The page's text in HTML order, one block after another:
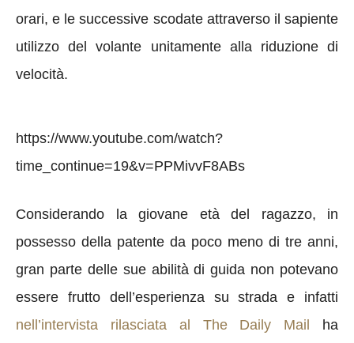
orari, e le successive scodate attraverso il sapiente
utilizzo del volante unitamente alla riduzione di
velocità.
https://www.youtube.com/watch?
time_continue=19&v=PPMivvF8ABs
Considerando la giovane età del ragazzo, in
possesso della patente da poco meno di tre anni,
gran parte delle sue abilità di guida non potevano
essere frutto dell’esperienza su strada e infatti
nell’intervista rilasciata al The Daily Mail ha